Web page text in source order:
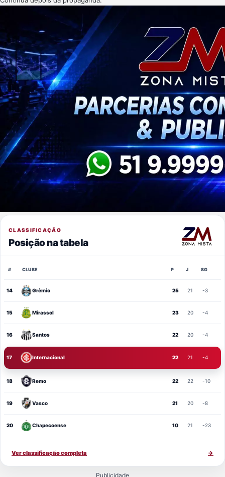
CLASSIFICAÇÃO
Posição na tabela
# CLUBE P J SG
14 Grêmio 25 21 -3
15 Mirassol 23 20 -4
16 Santos 22 20 -4
17 Internacional 22 21 -4
18 Remo 22 22 -10
19 Vasco 21 20 -8
20 Chapecoense 10 21 -23
Ver classificação completa →
Publicidade